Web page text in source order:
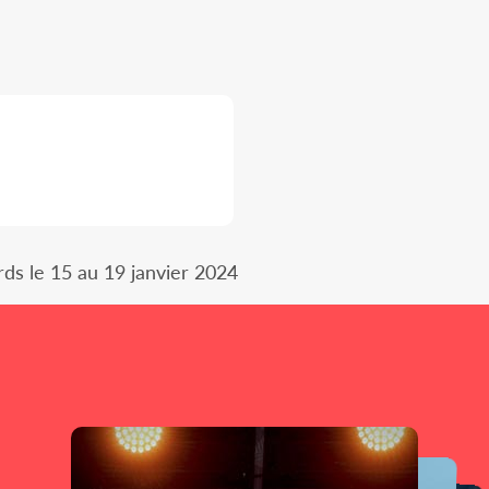
le 15 au 19 janvier 2024